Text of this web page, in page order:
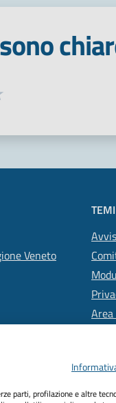
valutazione da 1
Veneto
parti, profilazione e altre